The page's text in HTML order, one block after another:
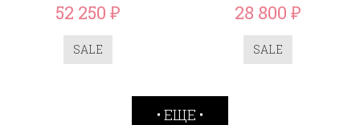
52 250₽
SALE
28 800 ₽
SALE
ЕЩЕ